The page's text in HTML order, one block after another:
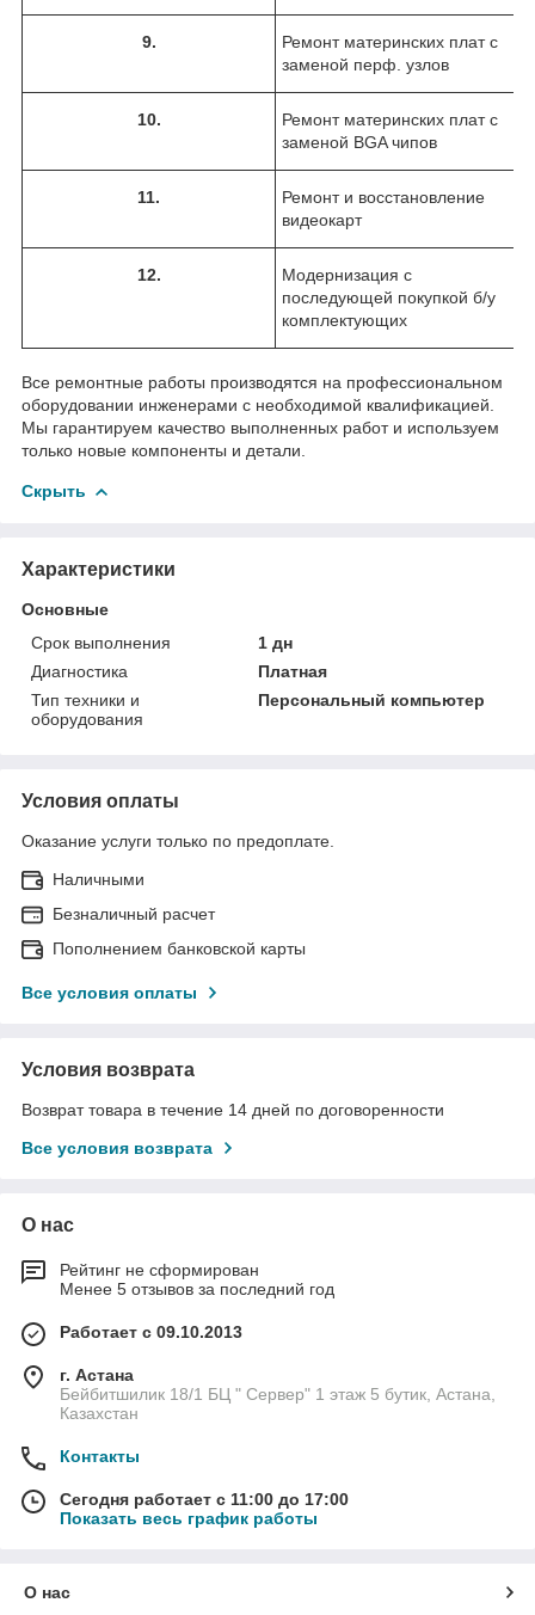
9.
Ремонт материнских плат с
заменой перф. узлов
10.
Ремонт материнских плат с
заменой BGA чипов
11.
Ремонт и восстановление
видеокарт
12.
Модернизация с
последующей покупкой б/у
комплектующих
Все ремонтные работы производятся на профессиональном
оборудовании инженерами с необходимой квалификацией.
Мы гарантируем качество выполненных работ и используем
только новые компоненты и детали.
Скрыть
Характеристики
Основные
Срок выполнения
1 дн
Диагностика
Платная
Тип техники и
оборудования
Персональный компьютер
Условия оплаты
Оказание услуги только по предоплате.
Наличными
Безналичный расчет
Пополнением банковской карты
Все условия оплаты
Условия возврата
Возврат товара в течение 14 дней по договоренности
Все условия возврата
О нас
Рейтинг не сформирован
Менее 5 отзывов за последний год
Работает с 09.10.2013
г. Астана
Бейбитшилик 18/1 БЦ " Сервер" 1 этаж 5 бутик, Астана,
Казахстан
Контакты
Сегодня работает с 11:00 до 17:00
Показать весь график работы
О нас